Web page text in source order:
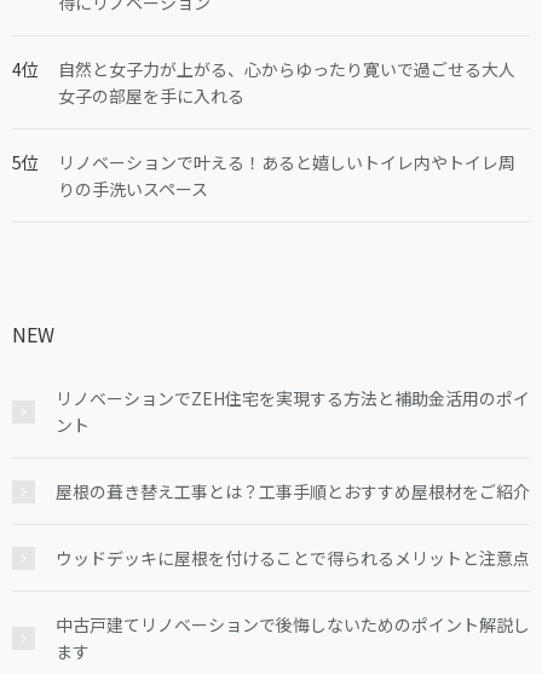
自然と女子力が上がる、心からゆったり寛いで過ごせる大人
女子の部屋を手に入れる
リノベーションで叶える！あると嬉しいトイレ内やトイレ周
りの手洗いスペース
NEW
リノベーションでZEH住宅を実現する方法と補助金活用のポイ
ント
屋根の葺き替え工事とは？工事手順とおすすめ屋根材をご紹介
ウッドデッキに屋根を付けることで得られるメリットと注意点
中古戸建てリノベーションで後悔しないためのポイント解説し
ます